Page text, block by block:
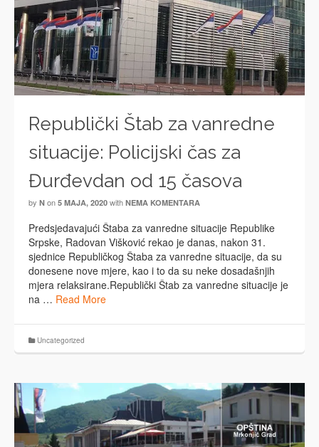
Republički Štab za vanredne
situacije: Policijski čas za
Đurđevdan od 15 časova
by N on 5 MAJA, 2020 with NEMA KOMENTARA
Predsjedavajući Štaba za vanredne situacije Republike
Srpske, Radovan Višković rekao je danas, nakon 31.
sjednice Republičkog Štaba za vanredne situacije, da su
donesene nove mjere, kao i to da su neke dosadašnjih
mjera relaksirane.Republički Štab za vanredne situacije je
na … Read More
Uncategorized